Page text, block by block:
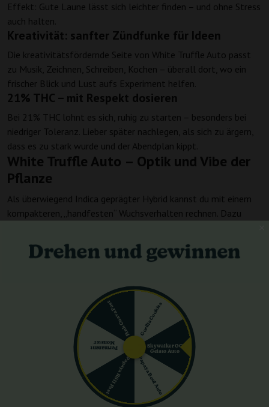
Effekt: Gute Laune lässt sich leichter finden – und ohne Stress
auch halten.
Kreativität: sanfter Zündfunke für Ideen
Die kreativitätsfördernde Seite von White Truffle Auto passt
zu Musik, Zeichnen, Schreiben, Kochen – überall dort, wo ein
frischer Blick und Lust aufs Experiment helfen.
21% THC – mit Respekt dosieren
Bei 21% THC lohnt es sich, ruhig zu starten – besonders bei
niedriger Toleranz. Lieber später nachlegen, als sich zu ärgern,
dass es zu stark wurde und der Abendplan kippt.
White Truffle Auto – Optik und Vibe der
Pflanze
Als überwiegend Indica geprägter Hybrid kannst du mit einem
kompakteren, „handfesten“ Wuchsverhalten rechnen. Dazu
kleineren Projekten und leichteres Planen.
Überwiegend Indica, Hybrid – so zeigt sich das
Indica-Dominanz bedeutet meist: einfacher im Raum zu
kontrollieren. In Kombination mit der automatischen Blüte
bekommst du einen geraden Ablauf: Start, Wachstum, Finish –
ohne Umschalten.
White Truffle Auto – Zeit, Zyklus und
Hier hat White Truffle Auto ein echtes Argument, das man im
Gorilla Cookies
Skywalker OG
Gelato Auto
Papaya Boof Auto
Papaya RS11 Fast
Permanent
Monster
Pink Guava Fast